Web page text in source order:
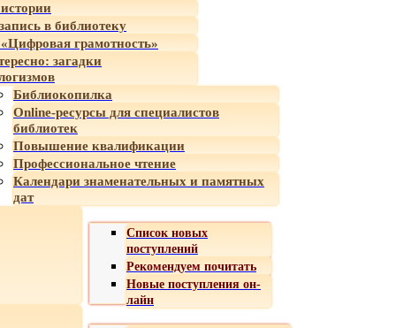
в библиотеку
грамотность»
загадки
Библиокопилка
Online-ресурсы для специалистов
библиотек
Повышение квалификации
Профессиональное чтение
Календари знаменательных и памятных
дат
Список новых
поступлений
Рекомендуем почитать
Новые поступления он-
лайн